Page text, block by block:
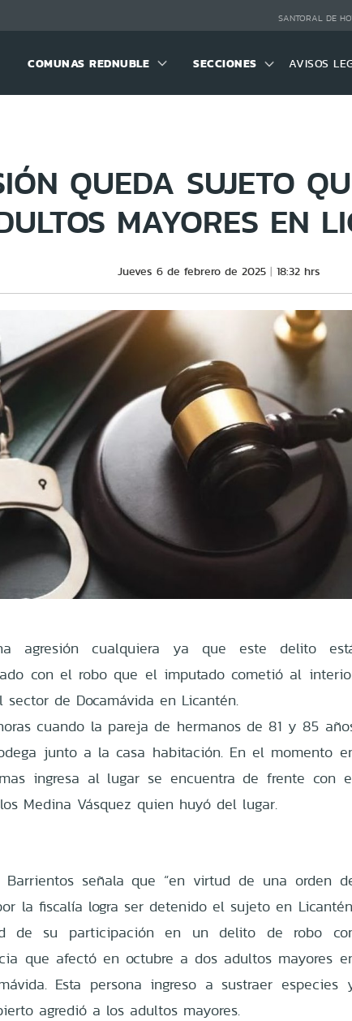
SANTORAL DE
COMUNAS REDNUBLE SECCIONES AVISOS
QUEDA SUJETO
MAYORES EN
Jueves 6 de febrero de 2025 18:32 hrs
agresión cualquiera ya que este delito
con el robo que el imputado cometió al
de Docamávida en Licantén.
cuando la pareja de hermanos de 81 y 85
junto a la casa habitación. En el momento
ingresa al lugar se encuentra de frente con
Medina Vásquez quien huyó del lugar.
señala que “en virtud de una orden
la fiscalía logra ser detenido el sujeto en
de su participación en un delito de robo
que afectó en octubre a dos adultos mayores
Esta persona ingreso a sustraer especies
agredió a los adultos mayores.